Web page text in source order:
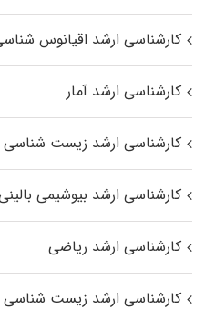
کارشناسی ارشد اقیانوس‌
کارشناسی ارشد آمار
کارشناسی ارشد زیست شناسی
کارشناسی ارشد بیوشیمی
کارشناسی ارشد ریاضی
کارشناسی ارشد زیست‌ شناسی